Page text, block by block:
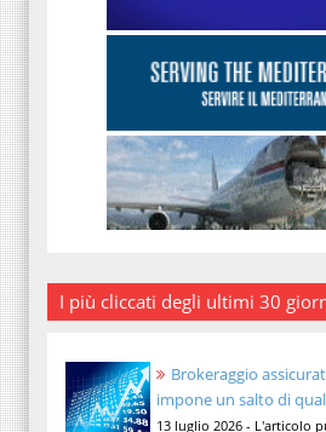
I più cliccati degli ultimi 30
Brokeraggio
impone un salto di
13 luglio 2026 - L'articolo